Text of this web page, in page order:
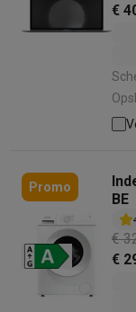
€
Promo
BE
€
€